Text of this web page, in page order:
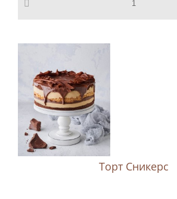
Торт Сникерс